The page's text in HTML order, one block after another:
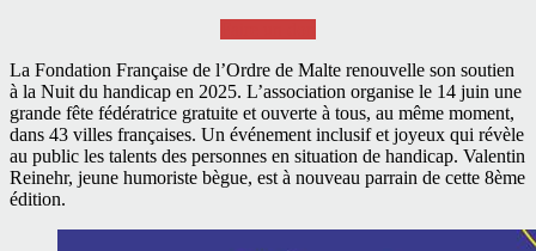
La Fondation Française de l’Ordre de Malte renouvelle son soutien
à la Nuit du handicap en 2025. L’association organise le 14 juin une
grande fête fédératrice gratuite et ouverte à tous, au même moment,
dans 43 villes françaises. Un événement inclusif et joyeux qui révèle
au public les talents des personnes en situation de handicap. Valentin
Reinehr, jeune humoriste bègue, est à nouveau parrain de cette 8ème
édition.